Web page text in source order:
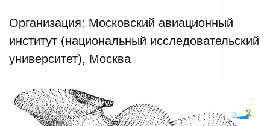
Организация: Московский авиационный
институт (национальный исследовательский
университет), Москва